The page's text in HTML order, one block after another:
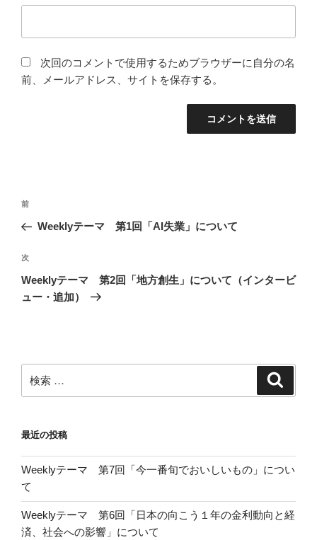
次回のコメントで使用するためブラウザーに自分の名
前、メールアドレス、サイトを保存する。
投
ナ
ビ
ゲ
ー
過
去
投
前
Weeklyテーマ 第1回「AI失業」について
次
の
投
次
Weeklyテーマ 第2回「地方創生」について（インタービ
ュー・追加）
索:
最近の投稿
Weeklyテーマ 第7回「今一番旬でおいしいもの」につい
て
Weeklyテーマ 第6回「日本の向こう１年の金利動向と経
済、社会への影響」について